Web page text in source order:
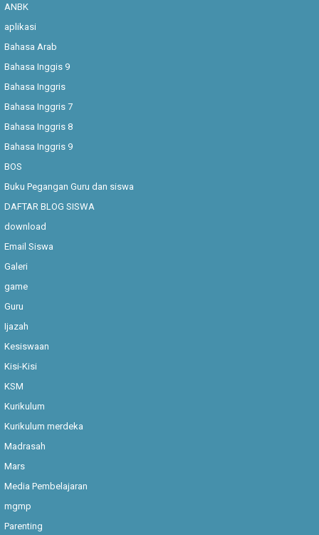
ANBK
aplikasi
Bahasa Arab
Bahasa Inggis 9
Bahasa Inggris
Bahasa Inggris 7
Bahasa Inggris 8
Bahasa Inggris 9
BOS
Buku Pegangan Guru dan siswa
DAFTAR BLOG SISWA
download
Email Siswa
Galeri
game
Guru
Ijazah
Kesiswaan
Kisi-Kisi
KSM
Kurikulum
Kurikulum merdeka
Madrasah
Mars
Media Pembelajaran
mgmp
Parenting